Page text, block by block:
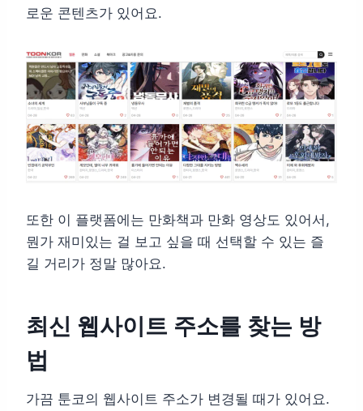
로운 콘텐츠가 있어요.
또한 이 플랫폼에는 만화책과 만화 영상도 있어서,
뭔가 재미있는 걸 보고 싶을 때 선택할 수 있는 즐
길 거리가 정말 많아요.
최신 웹사이트 주소를 찾는 방
법
가끔 툰코의 웹사이트 주소가 변경될 때가 있어요.